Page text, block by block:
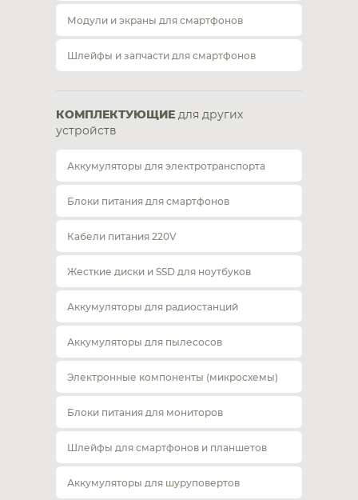
Модули и экраны для смартфонов
Шлейфы и запчасти для смартфонов
КОМПЛЕКТУЮЩИЕ для других
устройств
Аккумуляторы для электротранспорта
Блоки питания для смартфонов
Кабели питания 220V
Жесткие диски и SSD для ноутбуков
Аккумуляторы для радиостанций
Аккумуляторы для пылесосов
Электронные компоненты (микросхемы)
Блоки питания для мониторов
Шлейфы для смартфонов и планшетов
Аккумуляторы для шуруповертов